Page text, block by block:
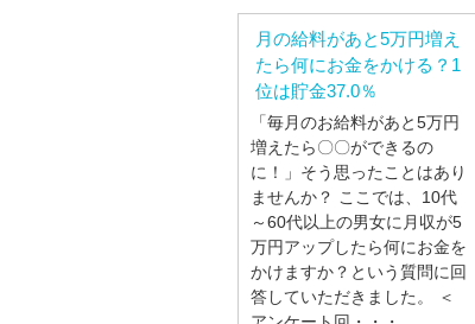
月の給料があと5万円増え
たら何にお金をかける？1
位は貯金37.0％
「毎月のお給料があと5万円
増えたら〇〇ができるの
に！」そう思ったことはあり
ませんか？ ここでは、10代
～60代以上の男女に月収が5
万円アップしたら何にお金を
かけますか？という質問に回
答していただきました。 ＜